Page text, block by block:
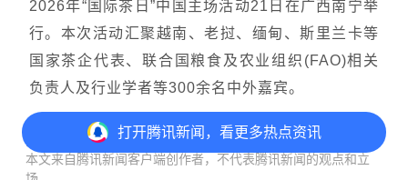
2026年“国际茶日”中国主场活动21日在广西南宁举
行。本次活动汇聚越南、老挝、缅甸、斯里兰卡等
国家茶企代表、联合国粮食及农业组织(FAO)相关
负责人及行业学者等300余名中外嘉宾。
本文来自腾讯新闻客户端创作者，不代表腾讯新闻的观点和立
打开腾讯新闻，看更多热点资讯